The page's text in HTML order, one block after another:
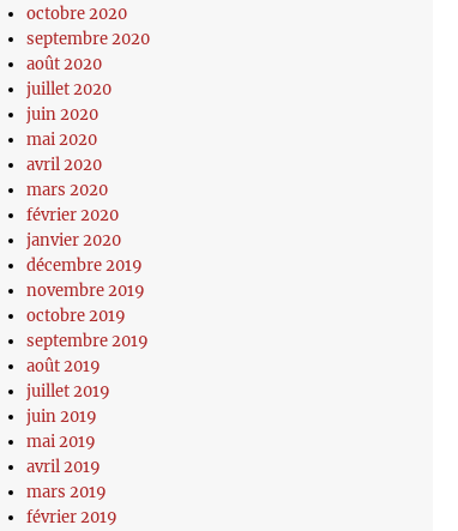
octobre 2020
septembre 2020
août 2020
juillet 2020
juin 2020
mai 2020
avril 2020
mars 2020
février 2020
janvier 2020
décembre 2019
novembre 2019
octobre 2019
septembre 2019
août 2019
juillet 2019
juin 2019
mai 2019
avril 2019
mars 2019
février 2019